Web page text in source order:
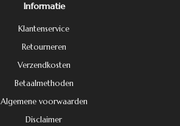
Informatie
Klantenservice
Retourneren
Verzendkosten
Betaalmethoden
Algemene voorwaarden
Disclaimer